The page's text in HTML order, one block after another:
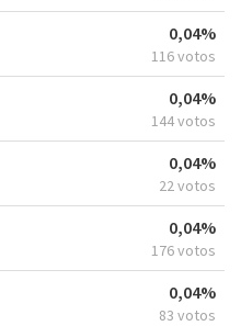
0,04%
116 votos
0,04%
144 votos
0,04%
22 votos
0,04%
176 votos
0,04%
83 votos